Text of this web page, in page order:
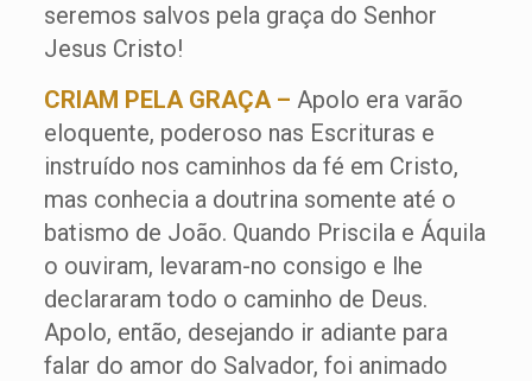
seremos salvos pela graça do Senhor
Jesus Cristo!
CRIAM PELA GRAÇA – Apolo era varão
eloquente, poderoso nas Escrituras e
instruído nos caminhos da fé em Cristo,
mas conhecia a doutrina somente até o
batismo de João. Quando Priscila e Áquila
o ouviram, levaram-no consigo e lhe
declararam todo o caminho de Deus.
Apolo, então, desejando ir adiante para
falar do amor do Salvador, foi animado